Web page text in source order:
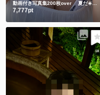
動画付き写真集200枚over 夏だ☀️海だ🌊水着のしずかもご賞味ください💕
7,777pt
18